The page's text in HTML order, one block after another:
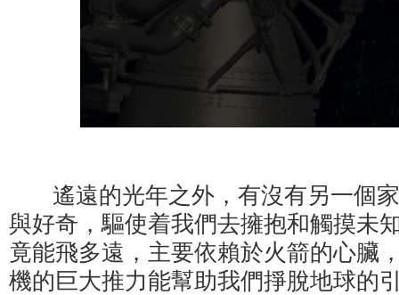
遙遠的光年之外，有沒有另一個家
與好奇，驅使着我們去擁抱和觸摸未
竟能飛多遠，主要依賴於火箭的心臟
機的巨大推力能幫助我們掙脫地球的